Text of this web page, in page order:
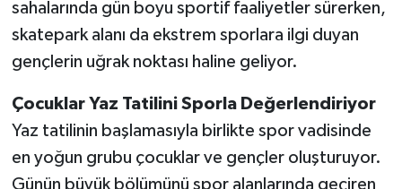
sahalarında gün boyu sportif faaliyetler sürerken,
skatepark alanı da ekstrem sporlara ilgi duyan
gençlerin uğrak noktası haline geliyor.
Çocuklar Yaz Tatilini Sporla Değerlendiriyor
Yaz tatilinin başlamasıyla birlikte spor vadisinde
en yoğun grubu çocuklar ve gençler oluşturuyor.
Günün büyük bölümünü spor alanlarında geçiren